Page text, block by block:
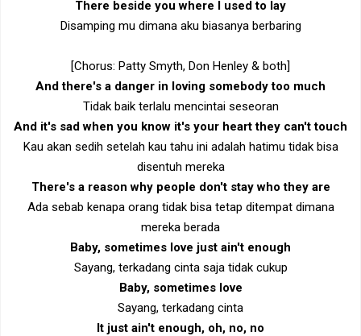
There beside you where I used to lay
Disamping mu dimana aku biasanya berbaring
[Chorus: Patty Smyth, Don Henley & both]
And there's a danger in loving somebody too much
Tidak baik terlalu mencintai seseoran
And it's sad when you know it's your heart they can't touch
Kau akan sedih setelah kau tahu ini adalah hatimu tidak bisa
disentuh mereka
There's a reason why people don't stay who they are
Ada sebab kenapa orang tidak bisa tetap ditempat dimana
mereka berada
Baby, sometimes love just ain't enough
Sayang, terkadang cinta saja tidak cukup
Baby, sometimes love
Sayang, terkadang cinta
It just ain't enough, oh, no, no